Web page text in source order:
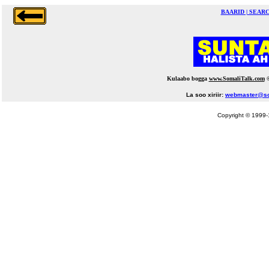
BAARID |
Kulaabo bogga www.SomaliTalk.com
La soo xiriir:
Copyright © 1999-